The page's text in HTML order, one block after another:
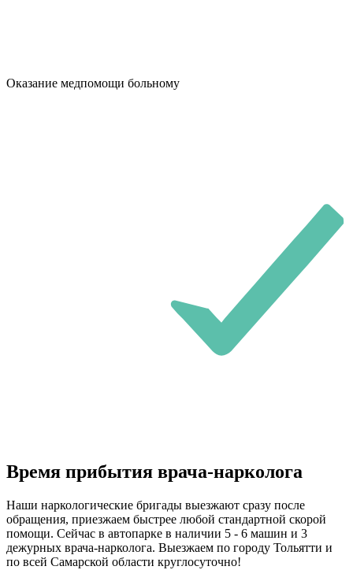
Оказание медпомощи больному
Время прибытия врача-нарколога
Наши наркологические бригады выезжают сразу после
обращения, приезжаем быстрее любой стандартной скорой
помощи. Сейчас в автопарке в наличии 5 - 6 машин и 3
дежурных врача-нарколога. Выезжаем по городу Тольятти и
по всей Самарской области круглосуточно!